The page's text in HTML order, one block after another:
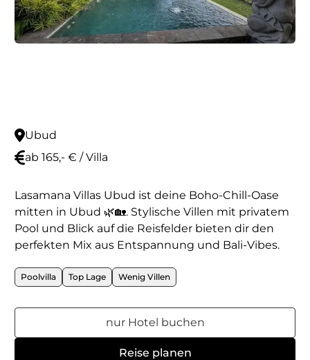
Ubud
ab 165,- € / Villa
Lasamana Villas Ubud ist deine Boho-Chill-Oase
mitten in Ubud 🌿🏡. Stylische Villen mit privatem
Pool und Blick auf die Reisfelder bieten dir den
perfekten Mix aus Entspannung und Bali-Vibes.
Poolvilla Top Lage Wenig Villen
nur Hotel buchen
Reise planen